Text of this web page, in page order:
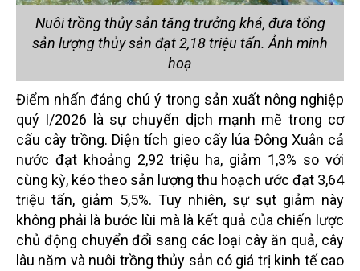
Nuôi trồng thủy sản tăng trưởng khá, đưa tổng
sản lượng thủy sản đạt 2,18 triệu tấn. Ảnh minh
hoạ
Điểm nhấn đáng chú ý trong sản xuất nông nghiệp
quý I/2026 là sự chuyển dịch mạnh mẽ trong cơ
cấu cây trồng. Diện tích gieo cấy lúa Đông Xuân cả
nước đạt khoảng 2,92 triệu ha, giảm 1,3% so với
cùng kỳ, kéo theo sản lượng thu hoạch ước đạt 3,64
triệu tấn, giảm 5,5%. Tuy nhiên, sự sụt giảm này
không phải là bước lùi mà là kết quả của chiến lược
chủ động chuyển đổi sang các loại cây ăn quả, cây
lâu năm và nuôi trồng thủy sản có giá trị kinh tế cao